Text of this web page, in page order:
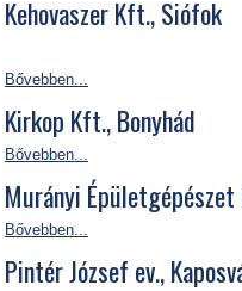
Kehovaszer Kft., Siófok
Bővebben...
Kirkop Kft., Bonyhád
Bővebben...
Murányi
Bővebben...
Pintér József ev.,